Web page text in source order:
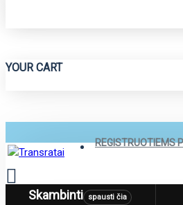
YOUR CART
REGISTRUOTIEMS
MenuSkambinti spausti čia